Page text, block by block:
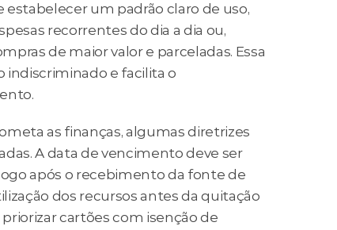
um padrão claro de uso,
recorrentes do dia a dia ou,
de maior valor e parceladas. Essa
indiscriminado e facilita o
as finanças, algumas diretrizes
A data de vencimento deve ser
após o recebimento da fonte de
dos recursos antes da quitação
cartões com isenção de